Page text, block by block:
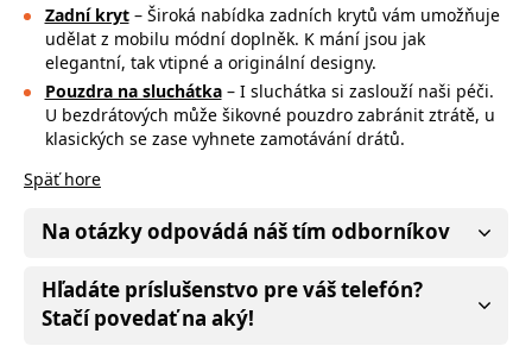
Zadní kryt– Široká nabídka zadních krytů vám umožňuje
udělat z mobilu módní doplněk. K mání jsou jak
elegantní, tak vtipné a originální designy.
Pouzdra na sluchátka– I sluchátka si zaslouží naši péči.
U bezdrátových může šikovné pouzdro zabránit ztrátě, u
klasických se zase vyhnete zamotávání drátů.
Späť hore
Na otázky odpovádá náš tím odborníkov
Hľadáte príslušenstvo pre váš telefón?
Stačí povedať na aký!